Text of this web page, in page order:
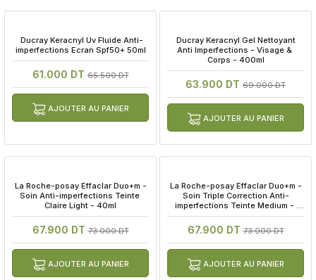
Ducray Keracnyl Uv Fluide Anti-
imperfections Ecran Spf50+ 50ml
61.000 DT65.500 DT
AJOUTER AU PANIER
Ducray Keracnyl Gel Nettoyant
Anti Imperfections - Visage &
Corps - 400ml
63.900 DT 69.000 DT
AJOUTER AU PANIER
La Roche-posay Effaclar Duo+m -
Soin Anti-imperfections Teinte
Claire Light - 40ml
67.900 DT73.000 DT
AJOUTER AU PANIER
La Roche-posay Effaclar Duo+m -
Soin Triple Correction Anti-
imperfections Teinte Medium -
40ml
67.900 DT73.000 DT
AJOUTER AU PANIER